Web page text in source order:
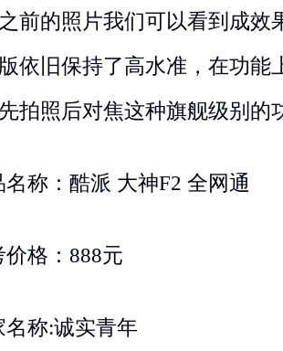
前的照片我们可以看到成效
依旧保持了高水准，在功能
拍照后对焦这种旗舰级别的
名称：酷派 大神F2 全网通
价格：888元
名称:诚实青年